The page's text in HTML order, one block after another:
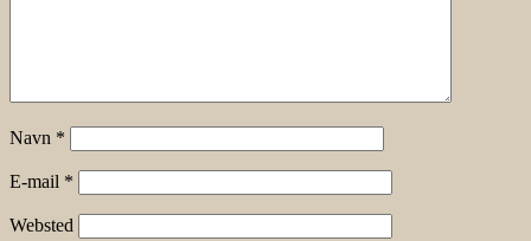
Navn *
E-mail *
Websted